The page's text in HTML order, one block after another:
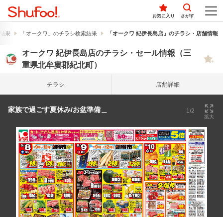
お気に入り さがす
果 「オークワ」のチラシ検索結果 「オークワ 紀伊長島店」のチラシ・店舗情報
オークワ 紀伊長島店のチラシ・セール情報（三
重県北牟婁郡紀北町）
チラシ 店舗詳細
家族で過ごす夏休み/お盆準備＿ 1/2
拡大